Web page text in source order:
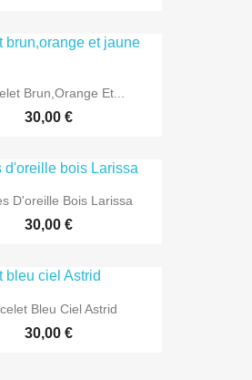
Brun,orange Et...
30,00 €
D'oreille Bois Larissa
30,00 €
Bleu Ciel Astrid
30,00 €